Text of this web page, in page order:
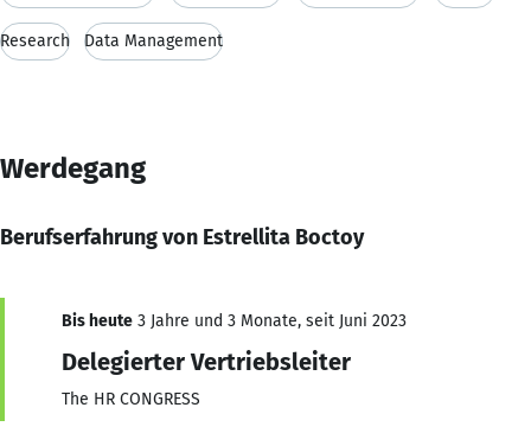
Research Data Management
Werdegang
Berufserfahrung von Estrellita Boctoy
Bis heute 3 Jahre und 3 Monate, seit Juni 2023
Delegierter Vertriebsleiter
The HR CONGRESS